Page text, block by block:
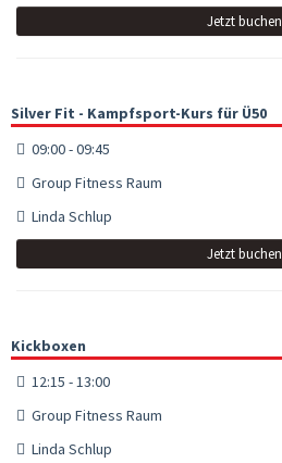
Jetzt buchen
Silver Fit - Kampfsport-Kurs für Ü50
09:00 - 09:45
Group Fitness Raum
Linda Schlup
Jetzt buchen
Kickboxen
12:15 - 13:00
Group Fitness Raum
Linda Schlup